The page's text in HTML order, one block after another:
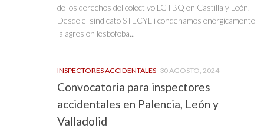
de los derechos del colectivo LGTBQ en Castilla y León.
Desde el sindicato STECYL-i condenamos enérgicamente
la agresión lesbófoba...
INSPECTORES ACCIDENTALES 30 AGOSTO, 2024
Convocatoria para inspectores
accidentales en Palencia, León y
Valladolid